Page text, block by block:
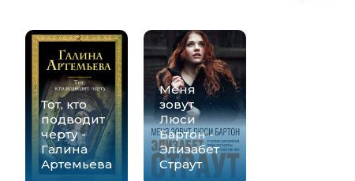
Тот, кто
подводит
черту -
Галина
Артемьева
Меня
зовут
Люси
Бартон -
Элизабет
Страут